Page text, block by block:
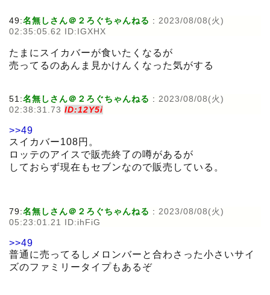
49:名無しさん＠２ろぐちゃんねる : 2023/08/08(火)
02:35:05.62 ID:IGXHX
たまにスイカバーが食いたくなるが
売ってるのあんま見かけんくなった気がする
51:名無しさん＠２ろぐちゃんねる : 2023/08/08(火)
02:38:31.73 ID:12Y5i
>>49
スイカバー108円。
ロッテのアイスで販売終了の噂があるが
しておらず現在もセブンなので販売している。
79:名無しさん＠２ろぐちゃんねる : 2023/08/08(火)
05:23:01.21 ID:ihFiG
>>49
普通に売ってるしメロンバーと合わさった小さいサイ
ズのファミリータイプもあるぞ